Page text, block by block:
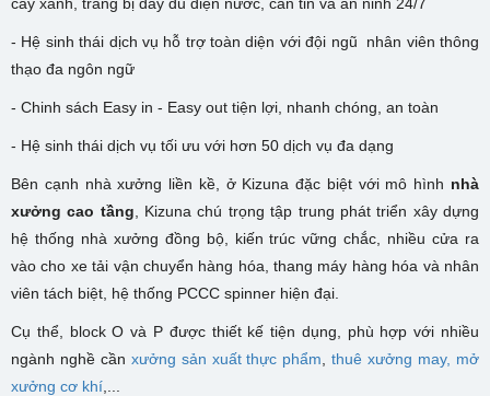
- Hệ sinh thái dịch vụ hỗ trợ toàn diện với đội ngũ nhân viên thông
thạo đa ngôn ngữ
- Chinh sách Easy in - Easy out tiện lợi, nhanh chóng, an toàn
- Hệ sinh thái dịch vụ tối ưu với hơn 50 dịch vụ đa dạng
Bên cạnh nhà xưởng liền kề, ở Kizuna đặc biệt với mô hình nhà
xưởng cao tầng , Kizuna chú trọng tập trung phát triển xây dựng
hệ thống nhà xưởng đồng bộ, kiến trúc vững chắc, nhiều cửa ra
vào cho xe tải vận chuyển hàng hóa, thang máy hàng hóa và nhân
viên tách biệt, hệ thống PCCC spinner hiện đại.
Cụ thể, block O và P được thiết kế tiện dụng, phù hợp với nhiều
ngành nghề cần xưởng sản xuất thực phẩm ,thuê xưởng may, mở
xưởng cơ khí